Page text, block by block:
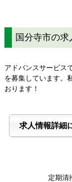
国分寺市の求
アドバンスサービス
を募集しています。
おります！
求人情報詳細
定期清